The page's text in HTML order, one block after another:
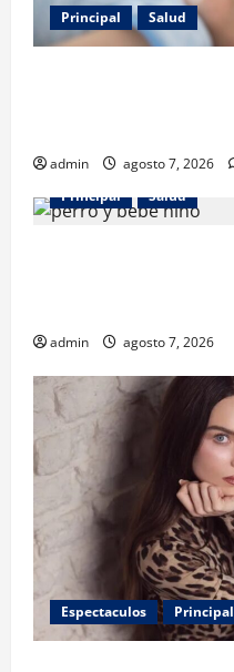
Principal Salud
admin agosto 7, 2026
Principal
Salud
admin agosto 7, 2026
Espectaculos Principal